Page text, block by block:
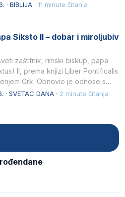
· BIBLIJA · 11 minute čitanja
Siksto II – dobar i miroljubiv
zaštitnik, rimski biskup, papa
II, prema knjizi Liber Pontificalis
Grk. Obnovio je odnose s
· SVETAC DANA · 2 minute čitanja